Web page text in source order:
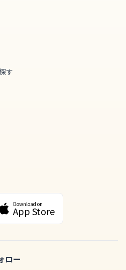
す
Download on
App Store
ロー